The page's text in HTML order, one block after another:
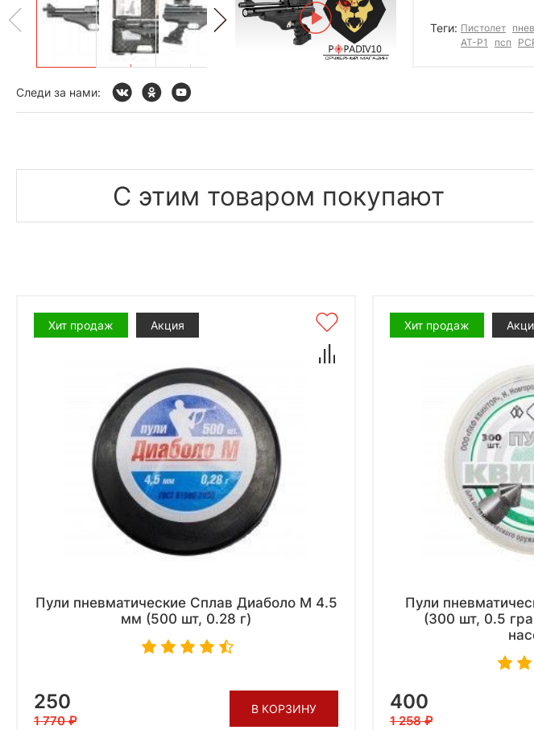
Теги: Пистолет
АТ-Р1
псп
Следи за нами:
С этим товаром покупают
Хит продаж Акция
Пули пневматические Сплав Диаболо М 4.5
мм (500 шт, 0.28 г)
250
1 770
В КОРЗИНУ
Хит продаж
Пули
(300 шт, 0.5
400
1 258